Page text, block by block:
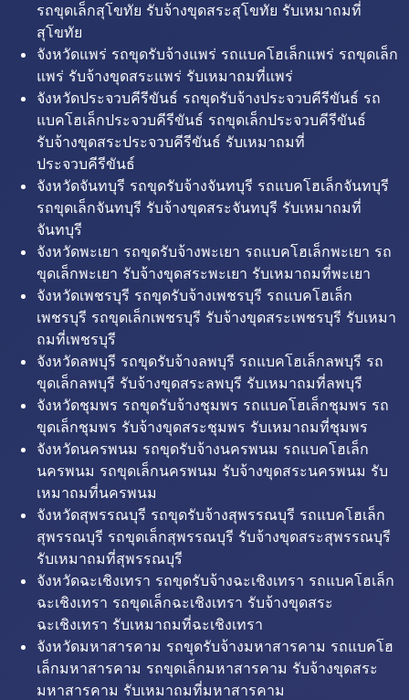
รถขุดเล็กสุโขทัย รับจ้างขุดสระสุโขทัย รับเหมาถมที่
สุโขทัย
จังหวัดแพร่ รถขุดรับจ้างแพร่ รถแบคโฮเล็กแพร่ รถขุดเล็ก
แพร่ รับจ้างขุดสระแพร่ รับเหมาถมที่แพร่
จังหวัดประจวบคีรีขันธ์ รถขุดรับจ้างประจวบคีรีขันธ์ รถ
แบคโฮเล็กประจวบคีรีขันธ์ รถขุดเล็กประจวบคีรีขันธ์
รับจ้างขุดสระประจวบคีรีขันธ์ รับเหมาถมที่
ประจวบคีรีขันธ์
จังหวัดจันทบุรี รถขุดรับจ้างจันทบุรี รถแบคโฮเล็กจันทบุรี
รถขุดเล็กจันทบุรี รับจ้างขุดสระจันทบุรี รับเหมาถมที่
จันทบุรี
จังหวัดพะเยา รถขุดรับจ้างพะเยา รถแบคโฮเล็กพะเยา รถ
ขุดเล็กพะเยา รับจ้างขุดสระพะเยา รับเหมาถมที่พะเยา
จังหวัดเพชรบุรี รถขุดรับจ้างเพชรบุรี รถแบคโฮเล็ก
เพชรบุรี รถขุดเล็กเพชรบุรี รับจ้างขุดสระเพชรบุรี รับเหมา
ถมที่เพชรบุรี
จังหวัดลพบุรี รถขุดรับจ้างลพบุรี รถแบคโฮเล็กลพบุรี รถ
ขุดเล็กลพบุรี รับจ้างขุดสระลพบุรี รับเหมาถมที่ลพบุรี
จังหวัดชุมพร รถขุดรับจ้างชุมพร รถแบคโฮเล็กชุมพร รถ
ขุดเล็กชุมพร รับจ้างขุดสระชุมพร รับเหมาถมที่ชุมพร
จังหวัดนครพนม รถขุดรับจ้างนครพนม รถแบคโฮเล็ก
นครพนม รถขุดเล็กนครพนม รับจ้างขุดสระนครพนม รับ
เหมาถมที่นครพนม
จังหวัดสุพรรณบุรี รถขุดรับจ้างสุพรรณบุรี รถแบคโฮเล็ก
สุพรรณบุรี รถขุดเล็กสุพรรณบุรี รับจ้างขุดสระสุพรรณบุรี
รับเหมาถมที่สุพรรณบุรี
จังหวัดฉะเชิงเทรา รถขุดรับจ้างฉะเชิงเทรา รถแบคโฮเล็ก
ฉะเชิงเทรา รถขุดเล็กฉะเชิงเทรา รับจ้างขุดสระ
ฉะเชิงเทรา รับเหมาถมที่ฉะเชิงเทรา
จังหวัดมหาสารคาม รถขุดรับจ้างมหาสารคาม รถแบคโฮ
เล็กมหาสารคาม รถขุดเล็กมหาสารคาม รับจ้างขุดสระ
มหาสารคาม รับเหมาถมที่มหาสารคาม